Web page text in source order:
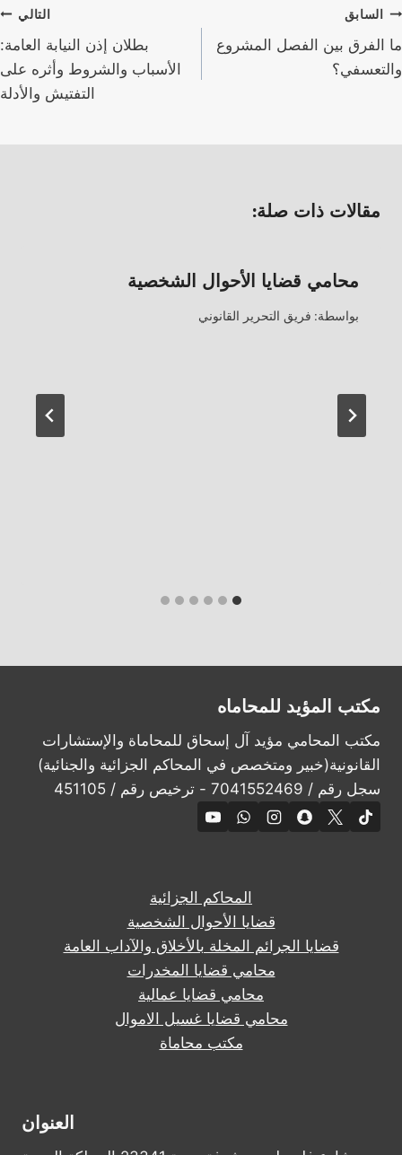
تصفّح
المقالات
السابق
ما الفرق بين الفصل المشروع
والتعسفي؟
التالي
بطلان إذن النيابة العامة:
الأسباب والشروط وأثره على
التفتيش والأدلة
مقالات ذات صلة:
محامي قضايا الأحوال الشخصية
بواسطة: فريق التحرير القانوني
مكتب المؤيد للمحاماه
مكتب المحامي مؤيد آل إسحاق للمحاماة والإستشارات
القانونية(خبير ومتخصص في المحاكم الجزائية والجنائية)
سجل رقم / 7041552469 - ترخيص رقم / 451105
المحاكم الجزائية
قضايا الأحوال الشخصية
قضايا الجرائم المخلة بالأخلاق والآداب العامة
محامي قضايا المخدرات
محامي قضايا عمالية
محامي قضايا غسيل الاموال
مكتب محاماة
العنوان